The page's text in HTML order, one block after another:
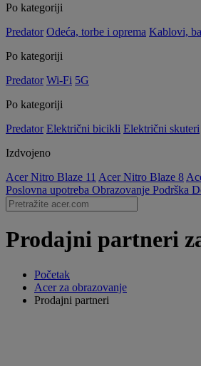
Po kategoriji
Predator Odeća, torbe i oprema Kablovi,
Po kategoriji
Predator Wi-Fi 5G
Po kategoriji
Predator Električni bicikli Električni skuteri
Izdvojeno
Acer Nitro Blaze 11 Acer Nitro Blaze 8
Poslovna upotreba Obrazovanje Podrška
Prodajni partneri
Početak
Acer za obrazovanje
Prodajni partneri